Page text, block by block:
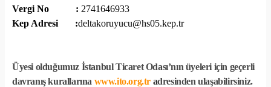
Vergi No : 2741646933
Kep Adresi :deltakoruyucu@hs05.kep.tr
Üyesi olduğumuz İstanbul Ticaret Odası’nın üyeleri için geçerli
davranış kurallarına www.ito.org.tr adresinden ulaşabilirsiniz.